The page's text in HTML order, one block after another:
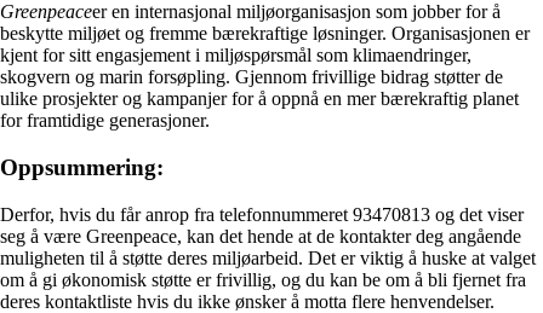
Greenpeaceer en internasjonal miljøorganisasjon som jobber for å
beskytte miljøet og fremme bærekraftige løsninger. Organisasjonen er
kjent for sitt engasjement i miljøspørsmål som klimaendringer,
skogvern og marin forsøpling. Gjennom frivillige bidrag støtter de
ulike prosjekter og kampanjer for å oppnå en mer bærekraftig planet
for framtidige generasjoner.
Oppsummering:
Derfor, hvis du får anrop fra telefonnummeret 93470813 og det viser
seg å være Greenpeace, kan det hende at de kontakter deg angående
muligheten til å støtte deres miljøarbeid. Det er viktig å huske at valget
om å gi økonomisk støtte er frivillig, og du kan be om å bli fjernet fra
deres kontaktliste hvis du ikke ønsker å motta flere henvendelser.